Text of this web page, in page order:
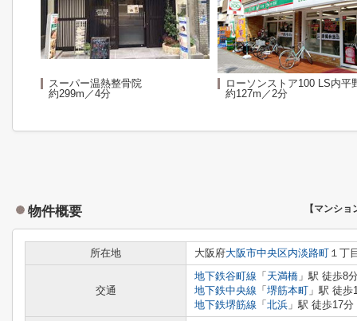
スーパー温熱整骨院
約299m／4分
ローソンストア100 LS内平
約127m／2分
物件概要 【マンショ
所在地 大阪府大阪市中央区内淡路町 １丁
交通
地下鉄谷町線 「 天満橋 」駅 徒歩8
地下鉄中央線 「 堺筋本町 」駅 徒歩
地下鉄堺筋線 「 北浜 」駅 徒歩17分